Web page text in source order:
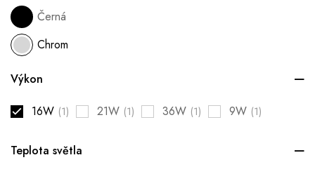
Černá
Chrom
Výkon
16W (1) 21W (1) 36W (1) 9W (1)
Teplota světla